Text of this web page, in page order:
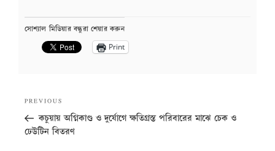
সোশ্যাল মিডিয়ার বন্ধুরা শেয়ার করুন
Print
navigation
Previous
Post
PREVIOUS
কচুয়ায় অগ্নিকাণ্ড ও দুর্যোগে ক্ষতিগ্রস্ত পরিবারের মাঝে চেক ও
ঢেউটিন বিতরণ